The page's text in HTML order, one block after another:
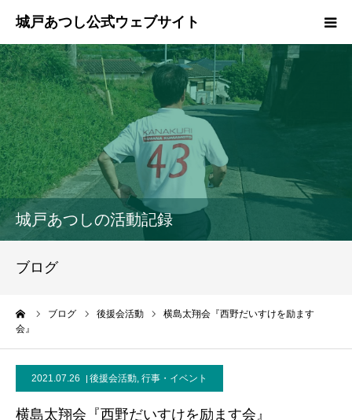
城戸あつしの活動記録
ブログ
ブログ 後援会活動
横島太翔会『西野だいすけを励ます
会』
2021.07.26 後援会活動, 行事・イベント
横島太翔会『西野だいすけを励ます会』
ホーム
ご挨拶
プロフィール
政策
事務所案内